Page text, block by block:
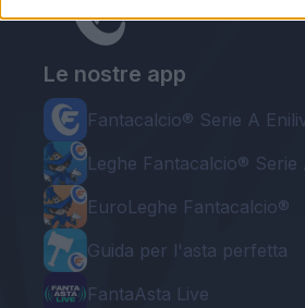
Le nostre app
Fantacalcio® Serie A
Leghe Fantacalcio® Serie
EuroLeghe Fantacalcio®
Guida per l'asta perfetta
FantaAsta Live